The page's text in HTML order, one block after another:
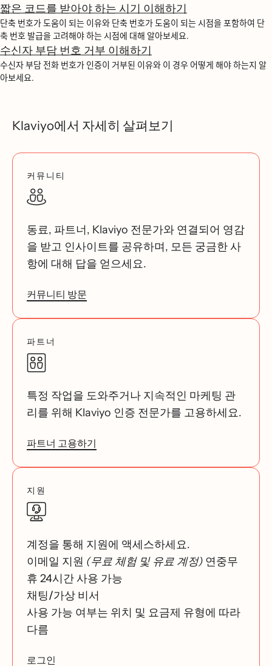
짧은 코드를 받아야 하는 시기 이해하기
단축 번호가 도움이 되는 이유와 단축 번호가 도움이 되는 시점을 포함하여 단
축 번호 발급을 고려해야 하는 시점에 대해 알아보세요.
수신자 부담 번호 거부 이해하기
수신자 부담 전화 번호가 인증이 거부된 이유와 이 경우 어떻게 해야 하는지 알
아보세요.
Klaviyo에서 자세히 살펴보기
커뮤니티
동료, 파트너, Klaviyo 전문가와 연결되어 영감
을 받고 인사이트를 공유하며, 모든 궁금한 사
항에 대해 답을 얻으세요.
커뮤니티 방문
파트너
특정 작업을 도와주거나 지속적인 마케팅 관
리를 위해 Klaviyo 인증 전문가를 고용하세요.
파트너 고용하기
지원
계정을 통해 지원에 액세스하세요.
이메일 지원 (무료 체험 및 유료 계정) 연중무
휴 24시간 사용 가능
채팅/가상 비서
사용 가능 여부는 위치 및 요금제 유형에 따라
다름
로그인